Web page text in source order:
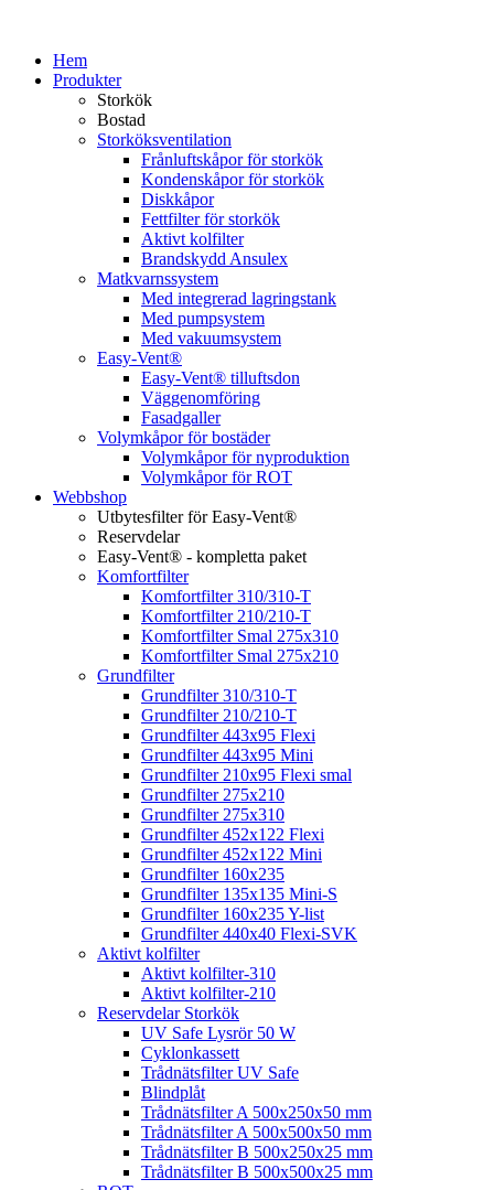
Hem
Produkter
Storkök
Bostad
Storköksventilation
Frånluftskåpor för storkök
Kondenskåpor för storkök
Diskkåpor
Fettfilter för storkök
Aktivt kolfilter
Brandskydd Ansulex
Matkvarnssystem
Med integrerad lagringstank
Med pumpsystem
Med vakuumsystem
Easy-Vent®
Easy-Vent® tilluftsdon
Väggenomföring
Fasadgaller
Volymkåpor för bostäder
Volymkåpor för nyproduktion
Volymkåpor för ROT
Webbshop
Utbytesfilter för Easy-Vent®
Reservdelar
Easy-Vent® - kompletta paket
Komfortfilter
Komfortfilter 310/310-T
Komfortfilter 210/210-T
Komfortfilter Smal 275x310
Komfortfilter Smal 275x210
Grundfilter
Grundfilter 310/310-T
Grundfilter 210/210-T
Grundfilter 443x95 Flexi
Grundfilter 443x95 Mini
Grundfilter 210x95 Flexi smal
Grundfilter 275x210
Grundfilter 275x310
Grundfilter 452x122 Flexi
Grundfilter 452x122 Mini
Grundfilter 160x235
Grundfilter 135x135 Mini-S
Grundfilter 160x235 Y-list
Grundfilter 440x40 Flexi-SVK
Aktivt kolfilter
Aktivt kolfilter-310
Aktivt kolfilter-210
Reservdelar Storkök
UV Safe Lysrör 50 W
Cyklonkassett
Trådnätsfilter UV Safe
Blindplåt
Trådnätsfilter A 500x250x50 mm
Trådnätsfilter A 500x500x50 mm
Trådnätsfilter B 500x250x25 mm
Trådnätsfilter B 500x500x25 mm